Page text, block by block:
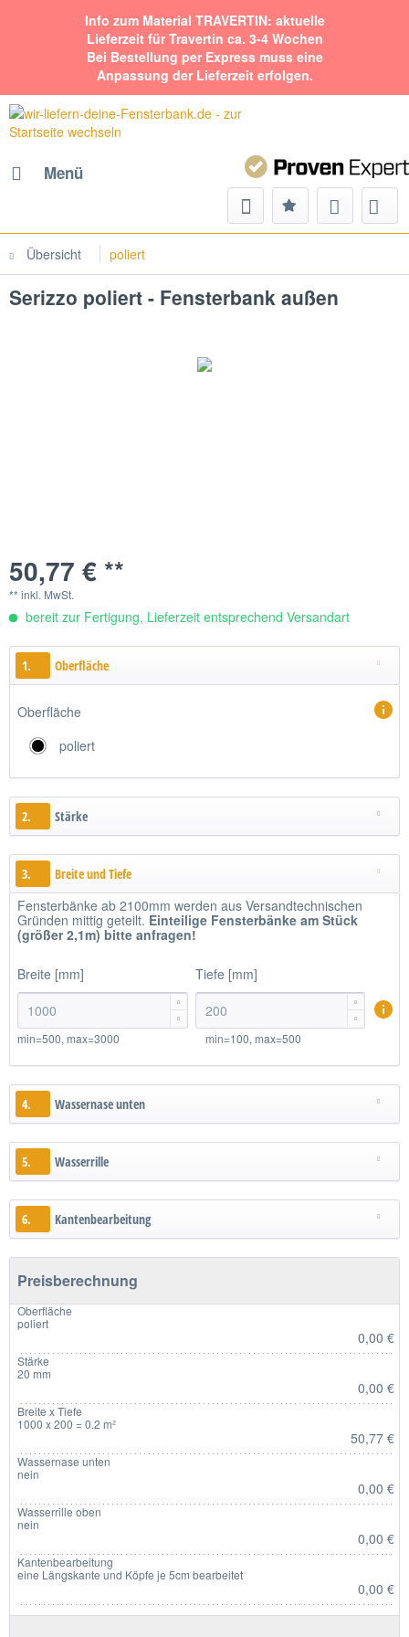
Info zum Material TRAVERTIN: aktuelle
Lieferzeit für Travertin ca. 3-4 Wochen
Bei Bestellung per Express muss eine
Anpassung der Lieferzeit erfolgen.
Menü
Übersicht poliert
Serizzo poliert - Fensterbank außen
50,77 € **
** inkl. MwSt.
bereit zur Fertigung, Lieferzeit entsprechend Versandart
1. Oberfläche
Oberfläche
poliert
2. Stärke
3. Breite und Tiefe
Fensterbänke ab 2100mm werden aus Versandtechnischen
Gründen mittig geteilt. Einteilige Fensterbänke am Stück
(größer 2,1m) bitte anfragen!
Breite [mm]


Tiefe [mm]


min=500, max=3000 min=100, max=500
4. Wassernase unten
5. Wasserrille
6. Kantenbearbeitung
Preisberechnung
Oberfläche
poliert
0,00 €
Stärke
20 mm
0,00 €
Breite x Tiefe
1000 x 200 = 0.2 m²
50,77 €
Wassernase unten
nein
0,00 €
Wasserrille oben
nein
0,00 €
Kantenbearbeitung
eine Längskante und Köpfe je 5cm bearbeitet
0,00 €